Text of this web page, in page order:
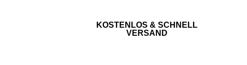
KOSTENLOS & SCHNELL
VERSAND